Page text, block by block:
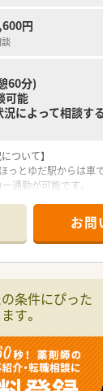
円
60分)
可能
によって相談す
ついて】
っとゆだ駅からは車
通勤が可能です。
しています。
枚程度の処方箋を、
対応しています。
目指し、さらなる体制
います。
クのある方も歓迎し
ずはお気軽に希望の
お問
条件にぴった
す。